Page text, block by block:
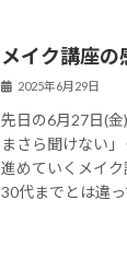
メイク講座の
2025年6月29日
先日の6月27日(
まさら聞けない
進めていくメイク
30代までとは違